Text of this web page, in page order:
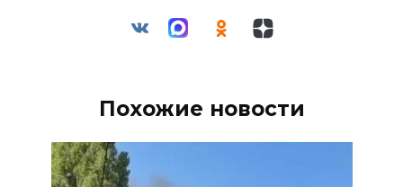
Похожие новости